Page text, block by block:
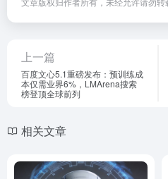
上一篇
百度文心5.1重磅发布：预训练成
本仅需业界6%，LMArena搜索
榜登顶全球前列
相关文章